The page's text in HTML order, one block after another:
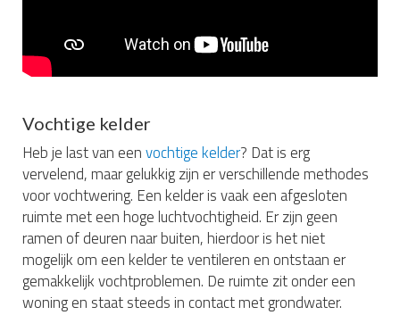
Vochtige kelder
Heb je last van eenvochtige kelder? Dat is erg
vervelend, maar gelukkig zijn er verschillende methodes
voor vochtwering. Een kelder is vaak een afgesloten
ruimte met een hoge luchtvochtigheid. Er zijn geen
ramen of deuren naar buiten, hierdoor is het niet
mogelijk om een kelder te ventileren en ontstaan er
gemakkelijk vochtproblemen. De ruimte zit onder een
woning en staat steeds in contact met grondwater.